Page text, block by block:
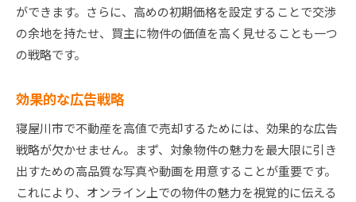
契約時の注意点とリスク管理
専門家のアドバイスを活用する方法
売却前に必要な法的手続き
物件の状態を保つためのコツ
寝屋川市不動産売却の専門家が教える成功への道
専門家が語る成功の秘訣
プロフェッショナルのインタビュー
ができます。さらに、高めの初期価格を設定することで交渉
の余地を持たせ、買主に物件の価値を高く見せることも一つ
の戦略です。
効果的な広告戦略
寝屋川市で不動産を高値で売却するためには、効果的な広告
戦略が欠かせません。まず、対象物件の魅力を最大限に引き
出すための高品質な写真や動画を用意することが重要です。
これにより、オンライン上での物件の魅力を視覚的に伝える